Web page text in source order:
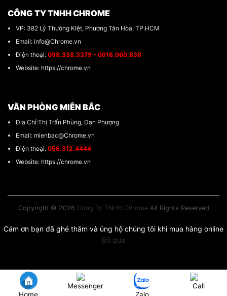
CÔNG TY TNHH CHROME
VP: 382 Lý Thường KIệt, Phương Tân Hòa, TP.HCM
Email: info@Chrome.vn
Điện thoại: 098.338.3379 - 0918.060.838
Website: https://chrome.vn
VĂN PHÒNG MIÊN BẮC
Địa Chỉ:Thị Trấn Phùng, Đan Phượng
Email: mienbac@Chrome.vn
Điện thoại: 056.312.4444
Website: https://chrome.vn
Copyright © 2026 Công Ty TNHH ChromeAll Rights Reserved
Cám ơn bạn đã ghé thăm và ủng hộ chúng tôi khi mua hàng online
Bỏ qua
Messenger
Call